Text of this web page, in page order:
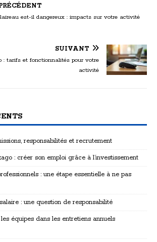
est-il dangereux : impacts sur votre activité
SUIVANT
: tarifs et fonctionnalités pour votre
activité
responsabilités et recrutement
: créer son emploi grâce à l’investissement
: une étape essentielle à ne pas
: une question de responsabilité
équipes dans les entretiens annuels